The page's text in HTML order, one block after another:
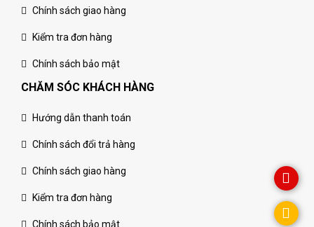
Chính sách giao hàng
Kiểm tra đơn hàng
Chính sách bảo mật
CHĂM SÓC KHÁCH HÀNG
Hướng dẫn thanh toán
Chính sách đổi trả hàng
Chính sách giao hàng
Kiểm tra đơn hàng
Chính sách bảo mật